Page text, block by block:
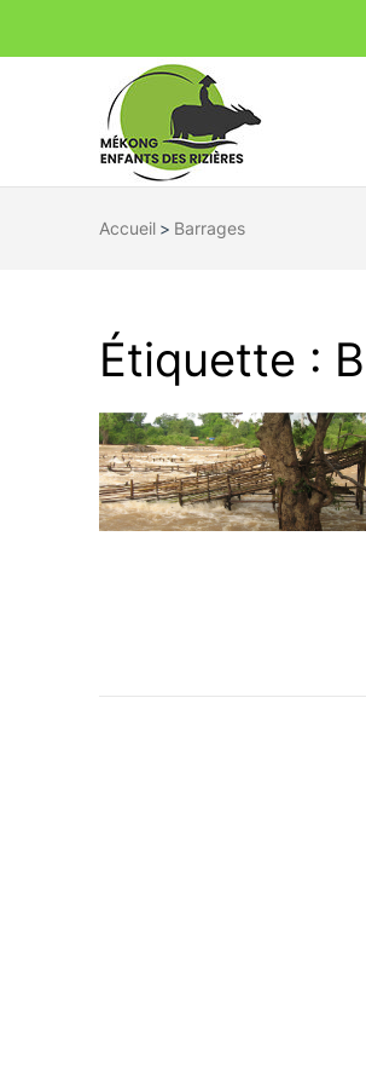
Accueil > Barrages
Étiquette :